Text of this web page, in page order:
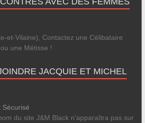
et-Vilaine), Contactez une Célibataire
une Métisse !
JACQUIE ET MICHEL
Sécurisé
du site J&M Black n’apparaîtra pas sur